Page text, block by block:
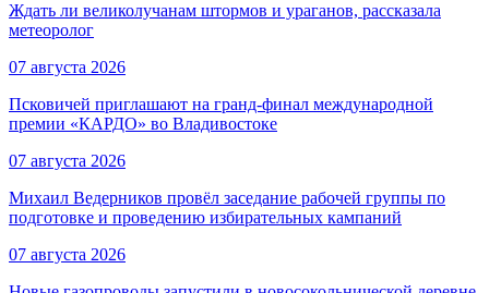
Ждать ли великолучанам штормов и ураганов, рассказала
метеоролог
07 августа 2026
Псковичей приглашают на гранд‑финал международной
премии «КАРДО» во Владивостоке
07 августа 2026
Михаил Ведерников провёл заседание рабочей группы по
подготовке и проведению избирательных кампаний
07 августа 2026